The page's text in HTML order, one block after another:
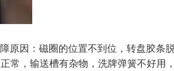
原因：磁圈的位置不到位，转盘胶条
常，输送槽有杂物，洗牌弹簧不好用